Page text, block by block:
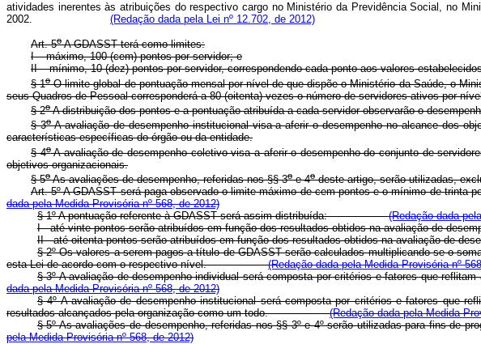
atividades inerentes às atribuições do respectivo cargo no Ministério da Previdência Social, no
2002. (Redação dada pela Lei nº 12.702, de 2012)
Art. 5oA GDASST terá como limites:
I – máximo, 100 (cem) pontos por servidor; e
II – mínimo, 10 (dez) pontos por servidor, correspondendo cada ponto aos valores
§ 1oO limite global de pontuação mensal por nível de que dispõe o Ministério da Saúde, o
seus Quadros de Pessoal corresponderá a 80 (oitenta) vezes o número de servidores ativos por
§ 2oA distribuição dos pontos e a pontuação atribuída a cada servidor observarão o
§ 3oA avaliação de desempenho institucional visa a aferir o desempenho no alcance dos
características específicas do órgão ou da entidade.
§ 4oA avaliação de desempenho coletivo visa a aferir o desempenho do conjunto de
objetivos organizacionais.
§ 5oAs avaliações de desempenho, referidas nos §§ 3oe 4odeste artigo, serão utilizadas,
Art. 5º A GDASST será paga observado o limite máximo de cem pontos e o mínimo de
dada pela Medida Provisória nº 568, de 2012)
§ 1º A pontuação referente à GDASST será assim distribuída:(Redação dada
I - até vinte pontos serão atribuídos em função dos resultados obtidos na avaliação
II - até oitenta pontos serão atribuídos em função dos resultados obtidos na
§ 2º Os valores a serem pagos a título de GDASST serão calculados multiplicando-se o
esta Lei de acordo com o respectivo nível.(Redação dada pela Medida Provisória nº
§ 3º A avaliação de desempenho individual será composta por critérios e fatores que
dada pela Medida Provisória nº 568, de 2012)
§ 4º A avaliação de desempenho institucional será composta por critérios e fatores que
resultados alcançados pela organização como um todo.(Redação dada pela Medida
§ 5º As avaliações de desempenho, referidas nos §§ 3º e 4º serão utilizadas para fins de
pela Medida Provisória nº 568, de 2012)